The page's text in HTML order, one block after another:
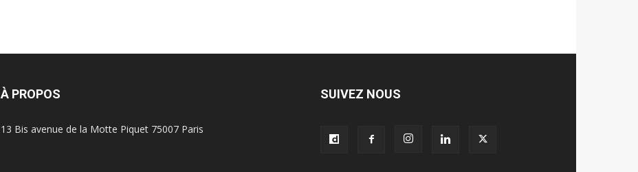
À PROPOS
13 Bis avenue de la Motte Piquet 75007 Paris
SUIVEZ NOUS